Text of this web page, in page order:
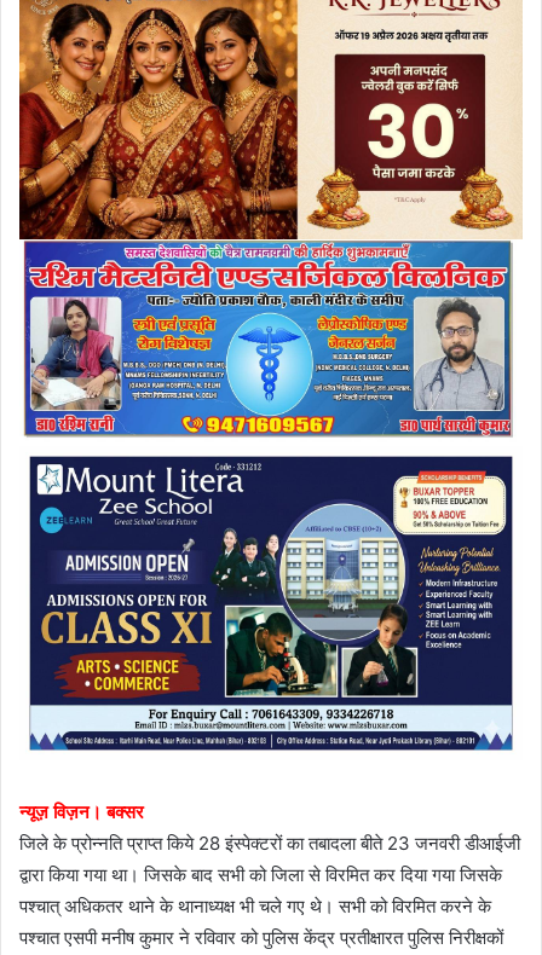
m
a
i
l
न्यूज़ विज़न। बक्सर
जिले के प्रोन्नति प्राप्त किये 28 इंस्पेक्टरों का तबादला बीते 23 जनवरी डीआईजी
द्वारा किया गया था। जिसके बाद सभी को जिला से विरमित कर दिया गया जिसके
पश्चात् अधिकतर थाने के थानाध्यक्ष भी चले गए थे। सभी को विरमित करने के
पश्चात एसपी मनीष कुमार ने रविवार को पुलिस केंद्र प्रतीक्षारत पुलिस निरीक्षकों